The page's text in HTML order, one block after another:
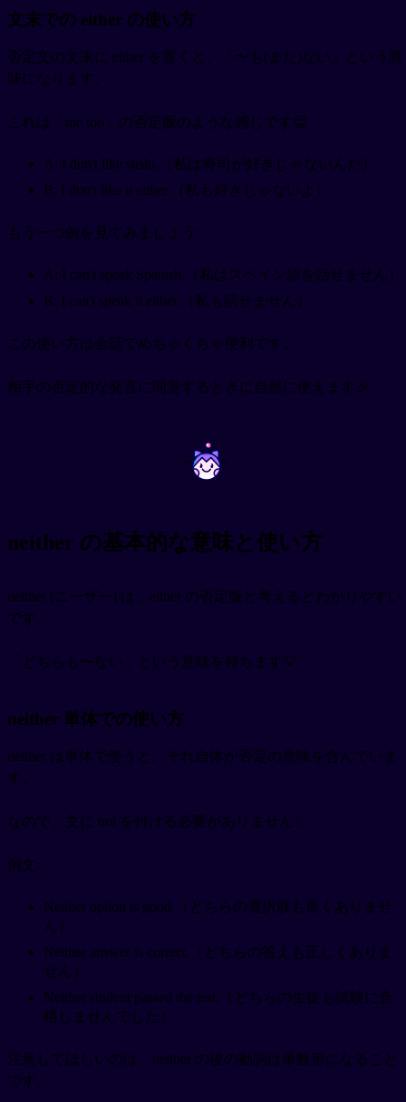
文末での either の使い方
否定文の文末に either を置くと、「〜も(また)ない」という意
味になります。
これは「me too」の否定版のような感じです😊
A: I don't like sushi.（私は寿司が好きじゃないんだ）
B: I don't like it either.（私も好きじゃないよ）
もう一つ例を見てみましょう:
A: I can't speak Spanish.（私はスペイン語を話せません）
B: I can't speak it either.（私も話せません）
この使い方は会話でめちゃくちゃ便利です。
相手の否定的な発言に同意するときに自然に使えます🎉
~ ~
neither の基本的な意味と使い方
neither (ニーザー) は、either の否定版と考えるとわかりやすい
です。
「どちらも〜ない」という意味を持ちます💡
neither 単体での使い方
neither は単体で使うと、それ自体が否定の意味を含んでいま
す。
なので、文に not を付ける必要がありません✨
例文:
Neither option is good.（どちらの選択肢も良くありませ
ん）
Neither answer is correct.（どちらの答えも正しくありま
せん）
Neither student passed the test.（どちらの生徒も試験に合
格しませんでした）
注意してほしいのは、neither の後の動詞は単数形になること
です。